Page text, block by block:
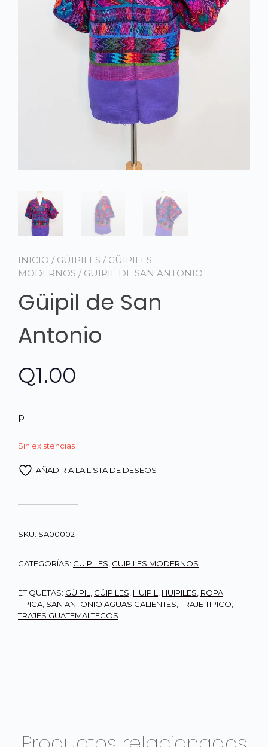
INICIO / GÜIPILES / GÜIPILES
MODERNOS / GÜIPIL DE SAN ANTONIO
Güipil de San
Antonio
Q1.00
p
Sin existencias
AÑADIR A LA LISTA DE DESEOS
SKU: SA00002
CATEGORÍAS: GÜIPILES, GÜIPILES MODERNOS
ETIQUETAS: GÜIPIL, GÜIPILES, HUIPIL, HUIPILES, ROPA
TIPICA, SAN ANTONIO AGUAS CALIENTES,TRAJE TIPICO,
TRAJES GUATEMALTECOS